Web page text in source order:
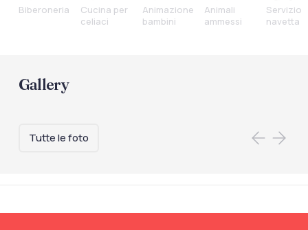
Biberoneria
Cucina per
celiaci
Animazione
bambini
Animali
ammessi
Servizio
navetta
Gallery
Tutte le foto